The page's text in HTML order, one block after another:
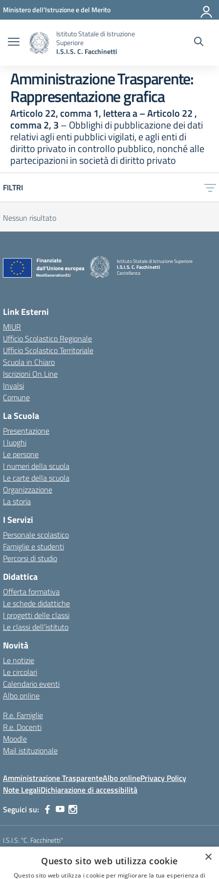
Vai ai contenuti
Vai al menu di navigazione
Vai al footer
Ministero dell'Istruzione e del Merito
Istituto Statale di Istruzione
Superiore
I.S.I.S. C. Facchinetti
Amministrazione Trasparente:
Rappresentazione grafica
Articolo 22, comma 1, lettera a – Articolo 22 ,
comma 2, 3– Obblighi di pubblicazione dei dati
relativi agli enti pubblici vigilati, e agli enti di
diritto privato in controllo pubblico, nonché alle
partecipazioni in società di diritto privato
FILTRI
Nessun risultato
Istituto Statale di Istruzione Superiore
I.S.I.S. C. Facchinetti
Castellanza
Link Esterni
MIUR
Ufficio Scolastico Regionale
Ufficio Scolastico Territoriale
Scuola in Chiaro
Iscrizioni On Line
Invalsi
Comune
La Scuola
Presentazione
I luoghi
Le persone
I numeri della scuola
Le carte della scuola
Organizzazione
La storia
I Servizi
Personale scolastico
Famiglie e studenti
Percorsi di studio
Didattica
Offerta formativa
Le schede didattiche
I progetti delle classi
Le classi dell’istituto
Novità
Le notizie
Le circolari
Calendario eventi
Albo online
R.e. Famiglie
R.e. Docenti
Moodle
Mail istituzionale
Amministrazione TrasparenteAlbo onlinePrivacy Policy
Note LegaliDichiarazione di accessibilità
Seguici su:
I.S.I.S. "C. Facchinetti"
Tel. 0331 635718 - E-mail: vais01900e@istruzione.it - Pec:
vais01900e@pec.istruzione.it
×
Questo sito web utilizza cookie
Questo sito web utilizza i cookie per migliorare la tua esperienza di